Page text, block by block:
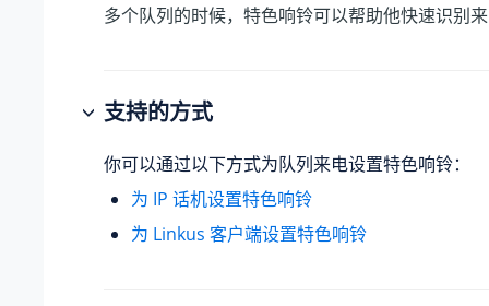
多个队列的时候，特色响铃可以帮助他快速识别
支持的方式
你可以通过以下方式为队列来电设置特色响铃：
为 IP 话机设置特色响铃
为 Linkus 客户端设置特色响铃